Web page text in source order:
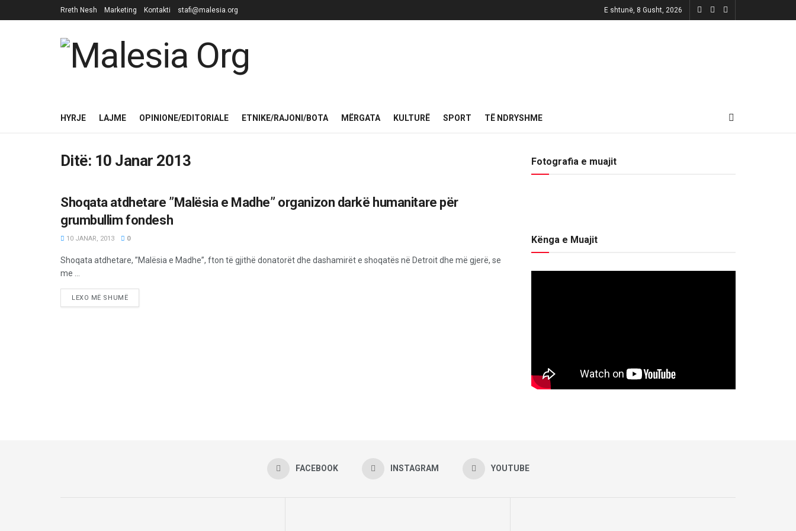
Rreth Nesh Marketing Kontakti stafi@malesia.org E shtunë, 8 Gusht, 2026
HYRJE LAJME OPINIONE/EDITORIALE ETNIKE/RAJONI/BOTA MËRGATA KULTURË SPORT TË NDRYSHME
Ditë: 10 Janar 2013
MËRGATA
Shoqata atdhetare ”Malësia e Madhe” organizon darkë humanitare për
grumbullim fondesh
10 JANAR, 2013 0
Shoqata atdhetare, ”Malësia e Madhe”, fton të gjithë donatorët dhe dashamirët e shoqatës në Detroit dhe më gjerë, se
me ...
LEXO MË SHUMË
Fotografia e muajit
Kënga e Muajit
FACEBOOK INSTAGRAM YOUTUBE